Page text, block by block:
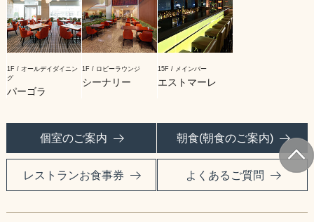
1F / オールデイダイニン
グ
パーゴラ
1F / ロビーラウンジ
シーナリー
15F / メインバー
エストマーレ
個室のご案内 朝食(朝食のご案内)
レストランお食事券 よくあるご質問